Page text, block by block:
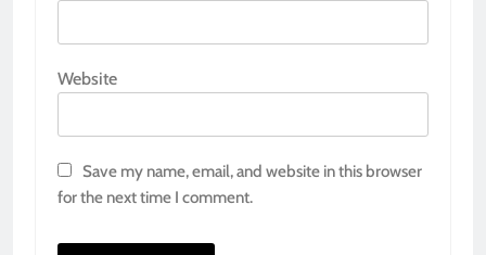
Website
Save my name, email, and website in this browser
for the next time I comment.